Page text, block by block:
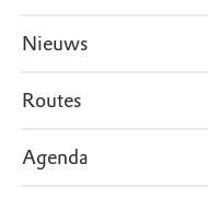
Nieuws
Routes
Agenda